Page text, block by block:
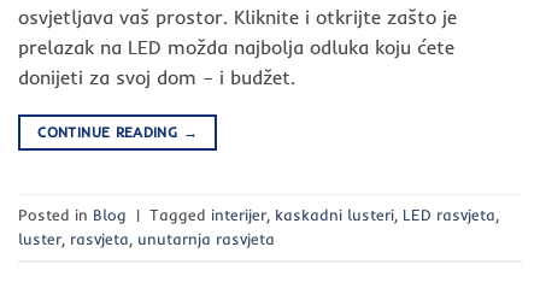
osvjetljava vaš prostor. Kliknite i otkrijte zašto je
prelazak na LED možda najbolja odluka koju ćete
donijeti za svoj dom – i budžet.
CONTINUE READING →
Posted in Blog | Tagged interijer, kaskadni lusteri, LED rasvjeta,
luster, rasvjeta, unutarnja rasvjeta